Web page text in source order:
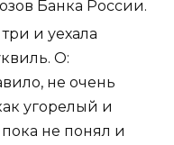
Банка России.
и уехала
О:
не очень
угорелый и
не понял и